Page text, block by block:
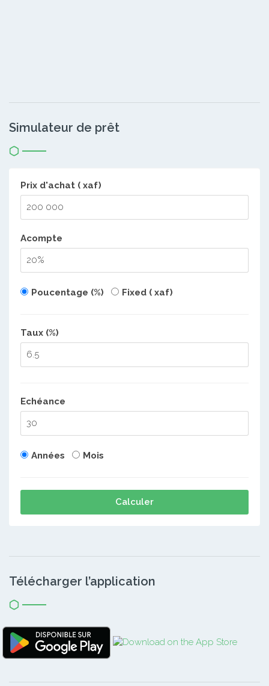
Simulateur de prêt
Prix d'achat ( xaf)
Acompte
Poucentage (%) Fixed ( xaf)
Taux (%)
Echéance
Années Mois
Calculer
Télécharger l’application